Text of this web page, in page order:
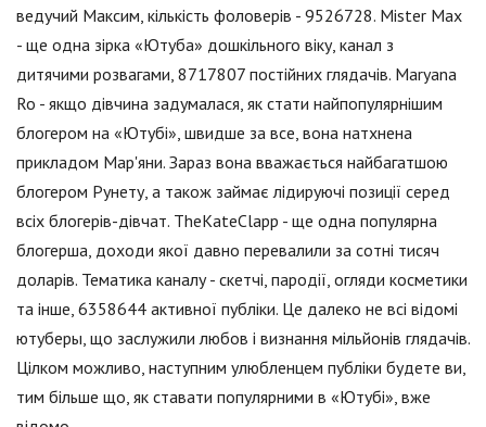
ведучий Максим, кількість фоловерів - 9526728. Mister Max
- ще одна зірка «Ютуба» дошкільного віку, канал з
дитячими розвагами, 8717807 постійних глядачів. Maryana
Ro - якщо дівчина задумалася, як стати найпопулярнішим
блогером на «Ютубі», швидше за все, вона натхнена
прикладом Мар'яни. Зараз вона вважається найбагатшою
блогером Рунету, а також займає лідируючі позиції серед
всіх блогерів-дівчат. TheKateClapp - ще одна популярна
блогерша, доходи якої давно перевалили за сотні тисяч
доларів. Тематика каналу - скетчі, пародії, огляди косметики
та інше, 6358644 активної публіки. Це далеко не всі відомі
ютуберы, що заслужили любов і визнання мільйонів глядачів.
Цілком можливо, наступним улюбленцем публіки будете ви,
тим більше що, як ставати популярними в «Ютубі», вже